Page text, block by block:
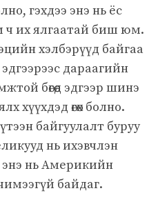
гэхдээ энэ нь ёс
ч их ялгаатай биш юм.
хэлбэрүүд байгаа
эдгээрээс дараагийн
бөгөөд эдгээр шинэ
хүүхдэд өгөх болно.
байгуулалт буруу
нь ихэвчлэн
энэ нь Америкийн
байдаг.